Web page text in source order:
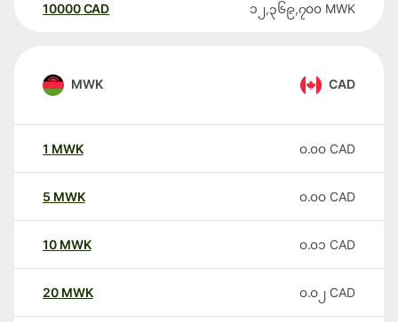
10000 CAD ၁၂,၃၆၉,၇၀၀ MWK
MWK CAD
1 MWK ၀.၀၀ CAD
5 MWK ၀.၀၀ CAD
10 MWK ၀.၀၁ CAD
20 MWK ၀.၀၂ CAD